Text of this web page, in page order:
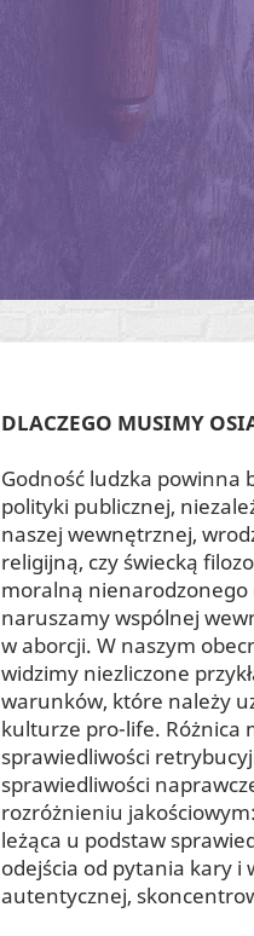
DLACZEGO MUSIMY
Godność ludzka powinna
polityki publicznej,
naszej wewnętrznej,
religijną, czy świecką
moralną nienarodzonego
naruszamy wspólnej
w aborcji. W naszym
widzimy niezliczone
warunków, które należy
kulturze pro-life. Różnica
sprawiedliwości
sprawiedliwości
rozróżnieniu
leżąca u podstaw
odejścia od pytania kary
autentycznej,